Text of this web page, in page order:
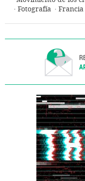
Fotografía
Francia